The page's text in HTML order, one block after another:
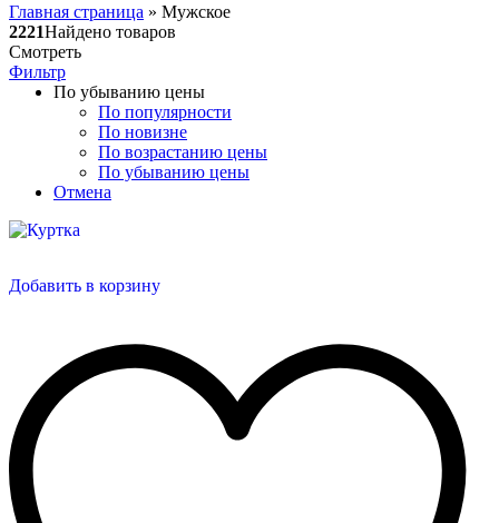
Главная страница » Мужское
2221Найдено товаров
Смотреть
Фильтр
По убыванию цены
По популярности
По новизне
По возрастанию цены
По убыванию цены
Отмена
Добавить в корзину